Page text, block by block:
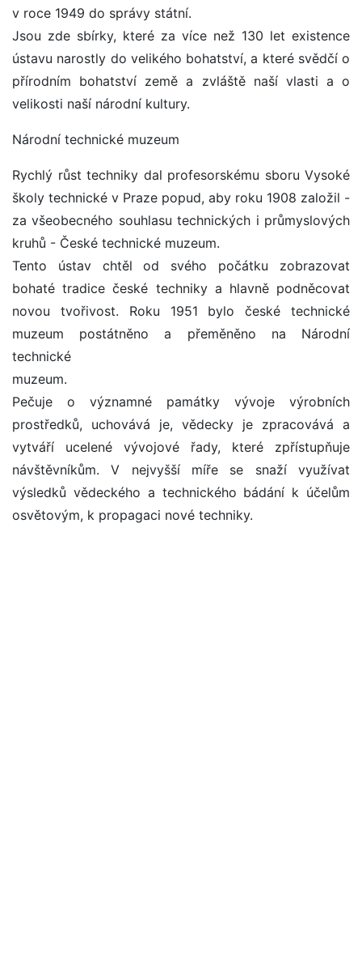
v roce 1949 do správy státní.
Jsou zde sbírky, které za více než 130 let existence
ústavu narostly do velikého bohatství, a které svědčí o
přírodním bohatství země a zvláště naší vlasti a o
velikosti naší národní kultury.
Národní technické muzeum
Rychlý růst techniky dal profesorskému sboru Vysoké
školy technické v Praze popud, aby roku 1908 založil -
za všeobecného souhlasu technických i průmyslových
kruhů - České technické muzeum.
Tento ústav chtěl od svého počátku zobrazovat
bohaté tradice české techniky a hlavně podněcovat
novou tvořivost. Roku 1951 bylo české technické
muzeum postátněno a přeměněno na Národní
technické
muzeum.
Pečuje o významné památky vývoje výrobních
prostředků, uchovává je, vědecky je zpracovává a
vytváří ucelené vývojové řady, které zpřístupňuje
návštěvníkům. V nejvyšší míře se snaží využívat
výsledků vědeckého a technického bádání k účelům
osvětovým, k propagaci nové techniky.